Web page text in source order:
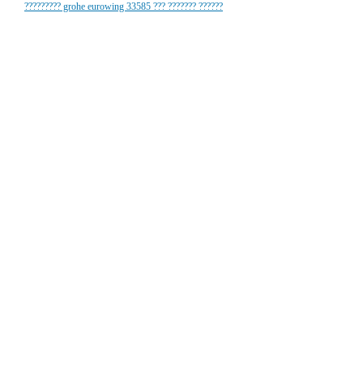
????????? grohe eurowing 33585 ??? ??????? ??????